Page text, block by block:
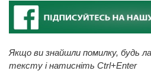
Якщо ви знайшли помилку, будь
тексту і натисніть Ctrl+Enter